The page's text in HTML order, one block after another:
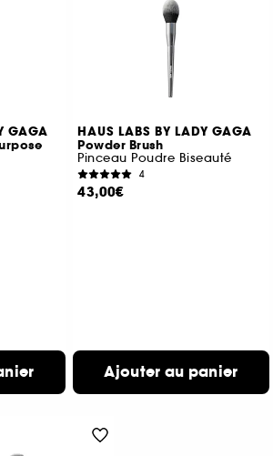
GAGA
HAUS LABS BY LADY GAGA
Powder Brush
Pinceau Poudre Biseauté
4
43,00€
Ajouter au panier